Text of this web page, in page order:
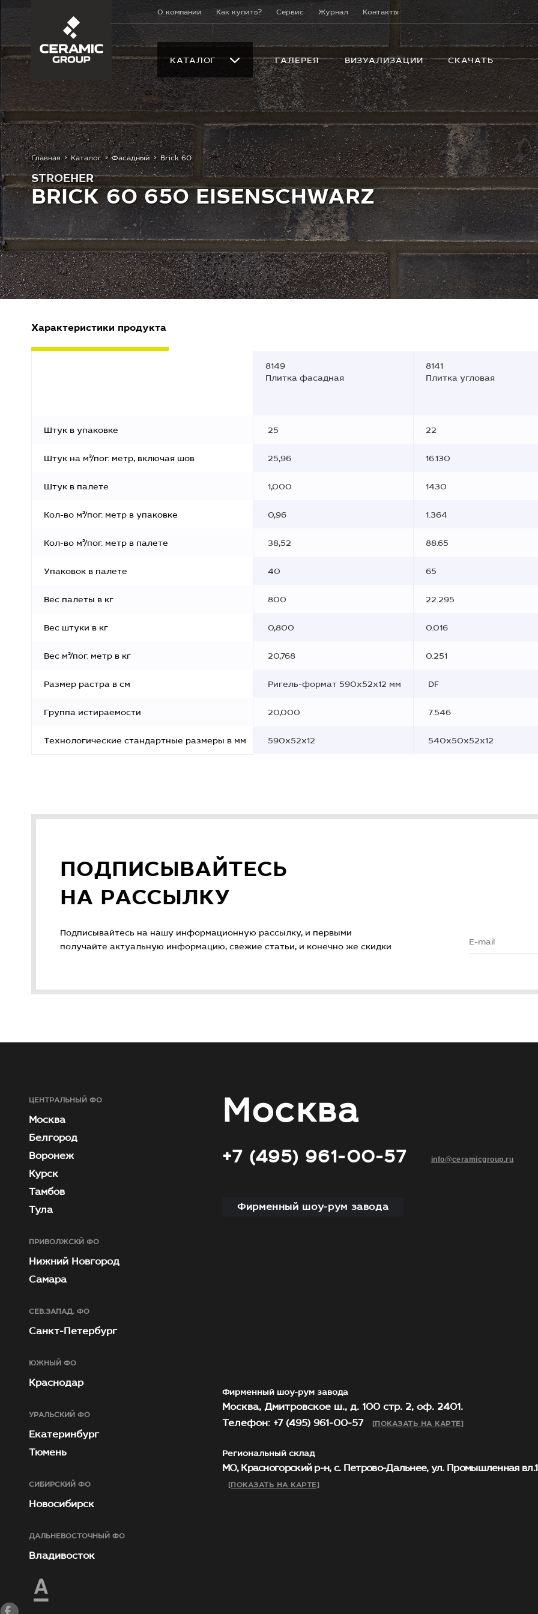
О компании Как купить? Сервис Журнал Контакты
КАТАЛОГ ГАЛЕРЕЯ ВИЗУАЛИЗАЦИИ СКАЧАТЬ
Главная Каталог Фасадный Brick 60
STROEHER
BRICK 60 650 EISENSCHWARZ
Характеристики продукта
8149
Плитка фасадная
8141
Плитка угловая
Штук в упаковке 25 22
Штук на м²/пог. метр, включая шов 25,96 16.130
Штук в палете 1,000 1430
Кол-во м²/пог. метр в упаковке 0,96 1.364
Кол-во м²/пог. метр в палете 38,52 88.65
Упаковок в палете 40 65
Вес палеты в кг 800 22.295
Вес штуки в кг 0,800 0.016
Вес м²/пог. метр в кг 20,768 0.251
Размер растра в см Ригель-формат 590x52x12 мм DF
Группа истираемости 20,000 7.546
Технологические стандартные размеры в мм 590х52х12 540х50х52х12
ПОДПИСЫВАЙТЕСЬ
НА РАССЫЛКУ
Подписывайтесь на нашу информационную рассылку, и первыми
получайте актуальную информацию, свежие статьи, и конечно же скидки
ЦЕНТРАЛЬНЫЙ ФО
Москва
Белгород
Воронеж
Курск
Тамбов
Тула
ПРИВОЛЖСКЙ ФО
Нижний Новгород
Самара
СЕВ.ЗАПАД. ФО
Санкт-Петербург
ЮЖНЫЙ ФО
Краснодар
УРАЛЬСКИЙ ФО
Екатеринбург
Тюмень
СИБИРСКИЙ ФО
Новосибирск
ДАЛЬНЕВОСТОЧНЫЙ ФО
Владивосток
Москва
+7 (495) 961-00-57 info@ceramicgroup.ru
Фирменный шоу-рум завода
Фирменный шоу-рум завода
Москва, Дмитровское ш., д. 100 стр. 2, оф. 2401.
Телефон: +7 (495) 961-00-57
[ПОКАЗАТЬ НА КАРТЕ]
Региональный склад
МО, Красногорский р-н, с. Петрово-Дальнее, ул. Промышленная
[ПОКАЗАТЬ НА КАРТЕ]